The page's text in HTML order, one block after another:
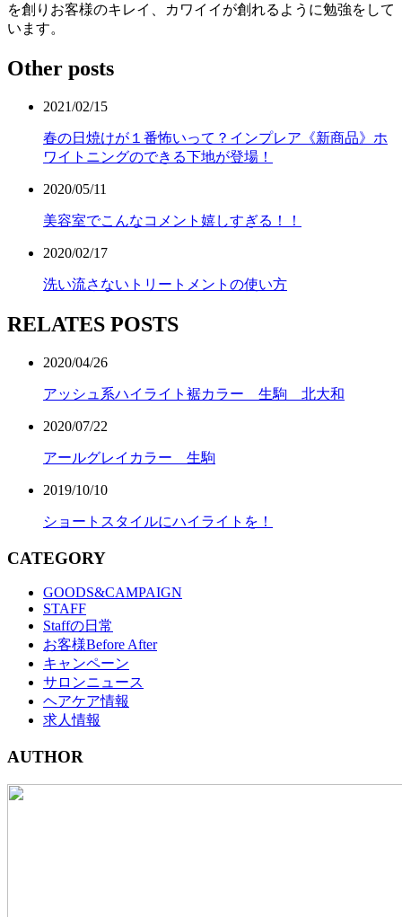
を創りお客様のキレイ、カワイイが創れるように勉強をして
います。
Other posts
2021/02/15
春の日焼けが１番怖いって？インプレア《新商品》ホ
ワイトニングのできる下地が登場！
2020/05/11
美容室でこんなコメント嬉しすぎる！！
2020/02/17
洗い流さないトリートメントの使い方
RELATES POSTS
2020/04/26
アッシュ系ハイライト裾カラー 生駒 北大和
2020/07/22
アールグレイカラー 生駒
2019/10/10
ショートスタイルにハイライトを！
CATEGORY
GOODS&CAMPAIGN
STAFF
Staffの日常
お客様Before After
キャンペーン
サロンニュース
ヘアケア情報
求人情報
AUTHOR